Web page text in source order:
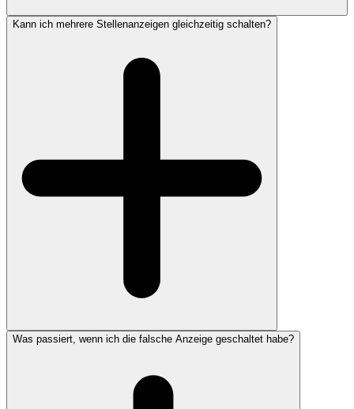
Kann ich mehrere Stellenanzeigen gleichzeitig schalten?
Was passiert, wenn ich die falsche Anzeige geschaltet habe?